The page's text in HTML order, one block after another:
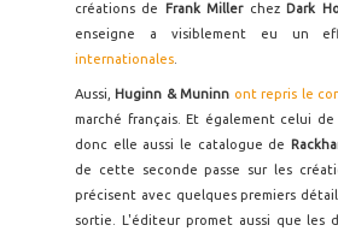
créations de Frank Millerchez Dark
enseigne a visiblement eu un
internationales
Aussi, Huginn & Muninn ont repris le
marché français. Et également celui de
donc elle aussi le catalogue de
de cette seconde passe sur les
précisent avec quelques premiers
sortie. L'éditeur promet aussi que les